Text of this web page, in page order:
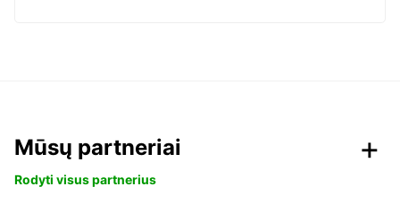
Mūsų partneriai
Rodyti visus partnerius